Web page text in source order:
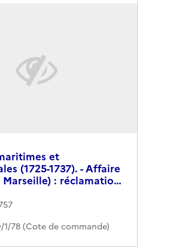
et
(1725-1737). - Affaire
Marseille) : réclamatio…
1/78 (Cote de commande)